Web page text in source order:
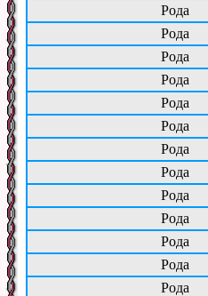
Рода
Рода
Рода
Рода
Рода
Рода
Рода
Рода
Рода
Рода
Рода
Рода
Рода